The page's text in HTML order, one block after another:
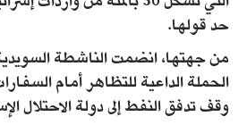
حد قولها.
من جهتها، انضمت الناشطة السويدية
الحملة الداعية للتظاهر أمام
وقف تدفق النفط إلى دولة الاحتلال